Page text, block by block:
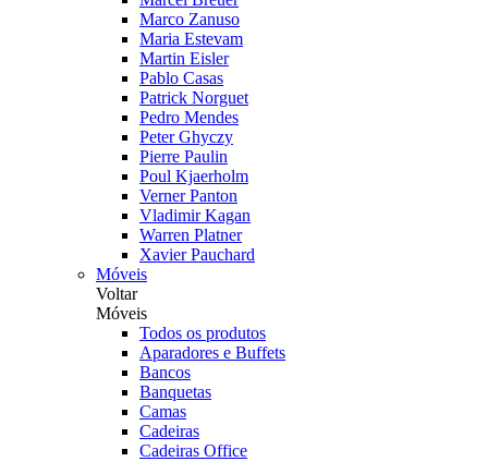
Marco Zanuso
Maria Estevam
Martin Eisler
Pablo Casas
Patrick Norguet
Pedro Mendes
Peter Ghyczy
Pierre Paulin
Poul Kjaerholm
Verner Panton
Vladimir Kagan
Warren Platner
Xavier Pauchard
Móveis
Voltar
Móveis
Todos os produtos
Aparadores e Buffets
Bancos
Banquetas
Camas
Cadeiras
Cadeiras Office